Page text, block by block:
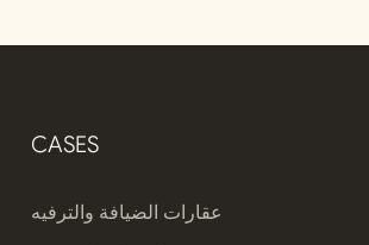
CASES
عقارات الضيافة والترفيه